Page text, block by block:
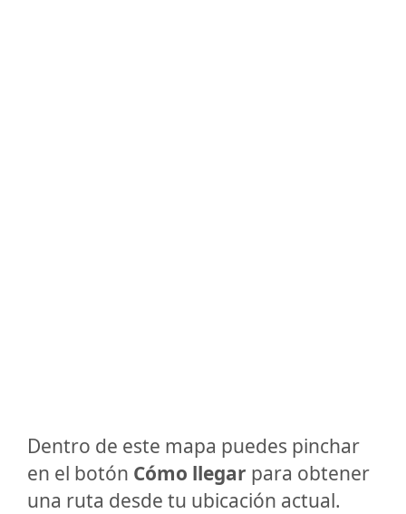
Dentro de este mapa puedes pinchar
en el botón Cómo llegar para obtener
una ruta desde tu ubicación actual.